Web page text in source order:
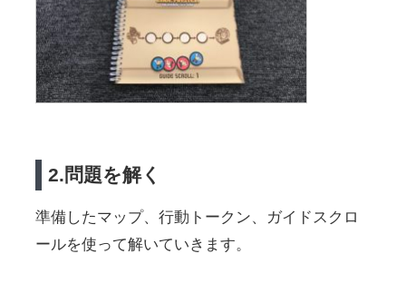
2.問題を解く
準備したマップ、行動トークン、ガイドスクロ
ールを使って解いていきます。